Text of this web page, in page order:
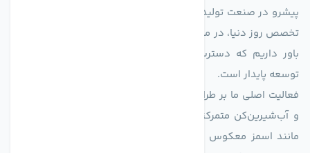
پیشرو در صنعت تولید تجهیزات تصفیه آب، با تکیه بر دانش فنی و
تخصص روز دنیا، در مسیر تأمین آب سالم و پایدار گام برمی‌دارد. ما
باور داریم که دسترسی به آب پاک، یک حق اساسی و زیربنای
توسعه پایدار است.
فعالیت اصلی ما بر طراحی و تولید سیستم‌های پیشرفته تصفیه آب
و آب‌شیرین‌کن متمرکز است. ما با بهره‌گیری از فناوری‌های نوین